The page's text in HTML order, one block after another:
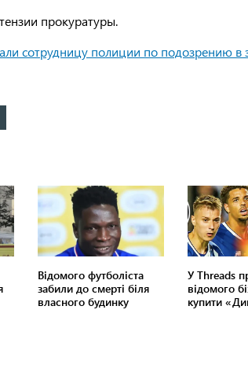
прокуратуры.
сотрудницу полиции по подозрению в